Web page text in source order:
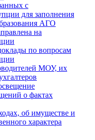
с
для заполнения
АГО
на
по вопросам
МОУ, их
о фактах
об имуществе и
характера